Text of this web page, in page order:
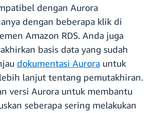
dengan Aurora
dengan beberapa klik di
Amazon RDS. Anda juga
basis data yang sudah
dokumentasi Aurora untuk
lanjut tentang pemutakhiran.
versi Aurora untuk membantu
seberapa sering melakukan